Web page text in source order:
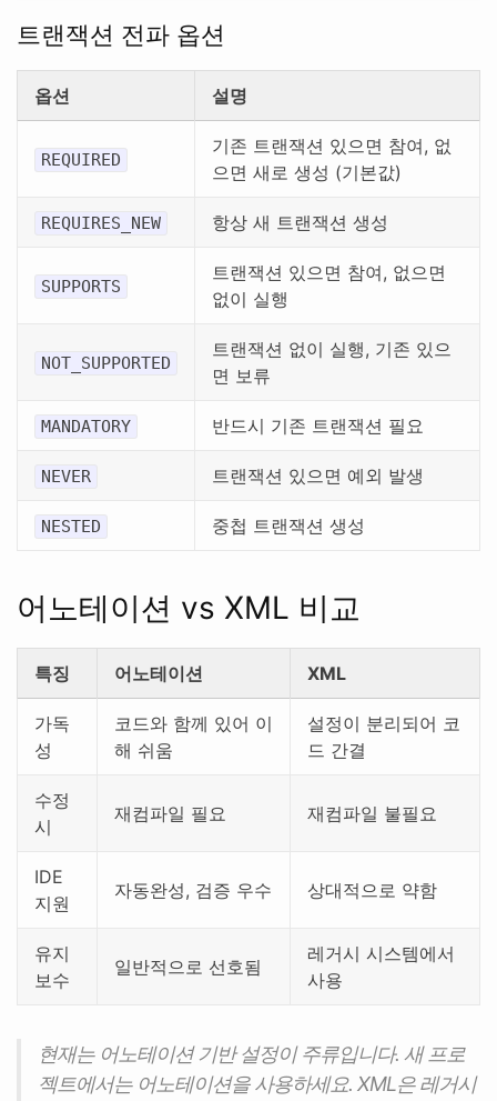
트랜잭션 전파 옵션
옵션 설명
REQUIRED
기존 트랜잭션 있으면 참여, 없
으면 새로 생성 (기본값)
REQUIRES_NEW 항상 새 트랜잭션 생성
SUPPORTS
트랜잭션 있으면 참여, 없으면
없이 실행
NOT_SUPPORTED
트랜잭션 없이 실행, 기존 있으
면 보류
MANDATORY 반드시 기존 트랜잭션 필요
NEVER 트랜잭션 있으면 예외 발생
NESTED 중첩 트랜잭션 생성
어노테이션 vs XML 비교
특징 어노테이션 XML
가독
성
코드와 함께 있어 이
해 쉬움
설정이 분리되어 코
드 간결
수정
시
재컴파일 필요 재컴파일 불필요
IDE
지원
자동완성, 검증 우수 상대적으로 약함
유지
보수
일반적으로 선호됨
레거시 시스템에서
사용
현재는 어노테이션 기반 설정이 주류입니다. 새 프로
젝트에서는 어노테이션을 사용하세요. XML은 레거시